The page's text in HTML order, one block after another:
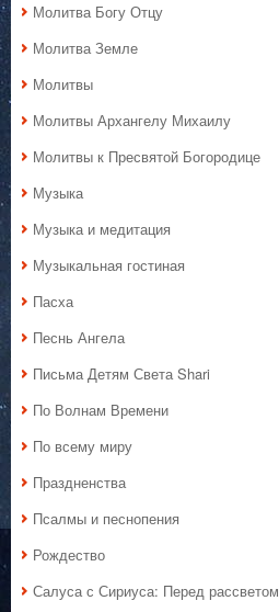
Молитва Богу Отцу
Молитва Земле
Молитвы
Молитвы Архангелу Михаилу
Молитвы к Пресвятой Богородице
Музыка
Музыка и медитация
Музыкальная гостиная
Пасха
Песнь Ангела
Письма Детям Света Shari
По Волнам Времени
По всему миру
Праздненства
Псалмы и песнопения
Рождество
Салуса с Сириуса: Перед рассветом